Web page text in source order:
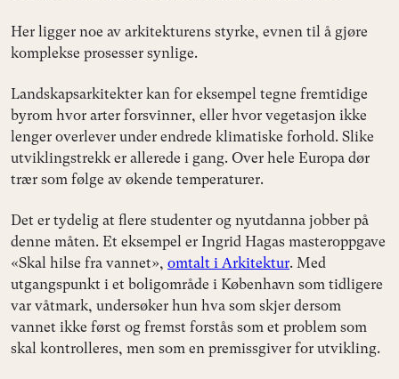
Her ligger noe av arkitekturens styrke, evnen til å gjøre
komplekse prosesser synlige.
Landskapsarkitekter kan for eksempel tegne fremtidige
byrom hvor arter forsvinner, eller hvor vegetasjon ikke
lenger overlever under endrede klimatiske forhold. Slike
utviklingstrekk er allerede i gang. Over hele Europa dør
trær som følge av økende temperaturer.
Det er tydelig at flere studenter og nyutdanna jobber på
denne måten. Et eksempel er Ingrid Hagas masteroppgave
«Skal hilse fra vannet», omtalt i Arkitektur. Med
utgangspunkt i et boligområde i København som tidligere
var våtmark, undersøker hun hva som skjer dersom
vannet ikke først og fremst forstås som et problem som
skal kontrolleres, men som en premissgiver for utvikling.